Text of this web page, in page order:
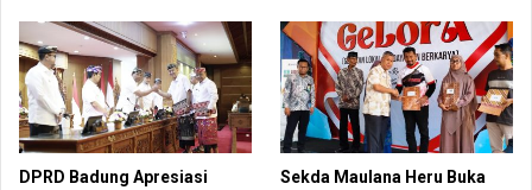
DPRD Badung Apresiasi
Sekda Maulana Heru Buka